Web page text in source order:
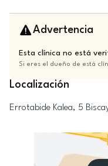
Advertencia
Esta clínica no está
Si eres el dueño de está
Localización
Errotabide Kalea, 5